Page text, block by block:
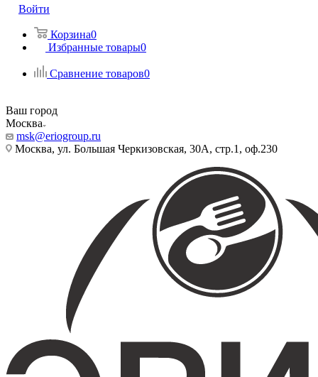
Войти
Корзина0
Избранные товары0
Сравнение товаров0
Ваш город
Москва
msk@eriogroup.ru
Москва, ул. Большая Черкизовская, 30А, стр.1, оф.230